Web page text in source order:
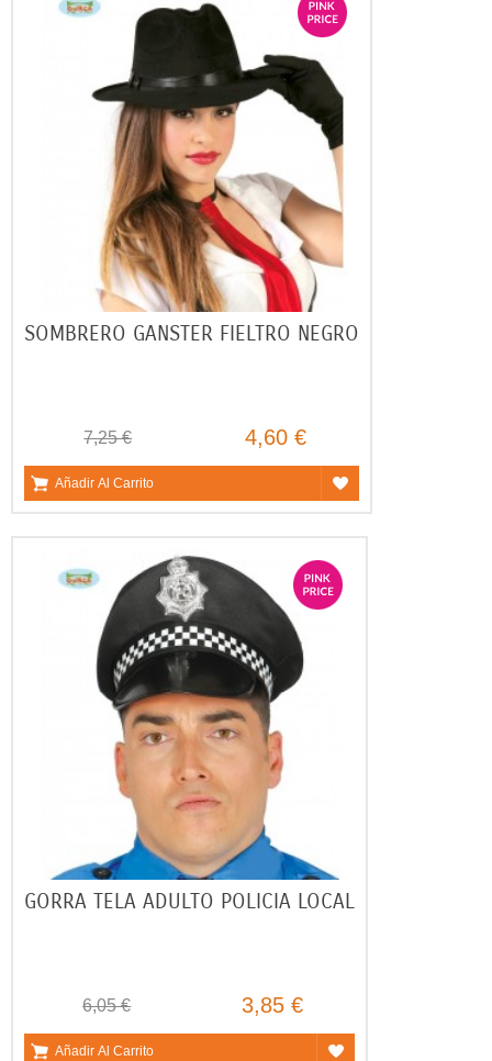
SOMBRERO GANSTER FIELTRO NEGRO
7,25 € 4,60 €
Añadir Al Carrito
GORRA TELA ADULTO POLICIA LOCAL
6,05 € 3,85 €
Añadir Al Carrito